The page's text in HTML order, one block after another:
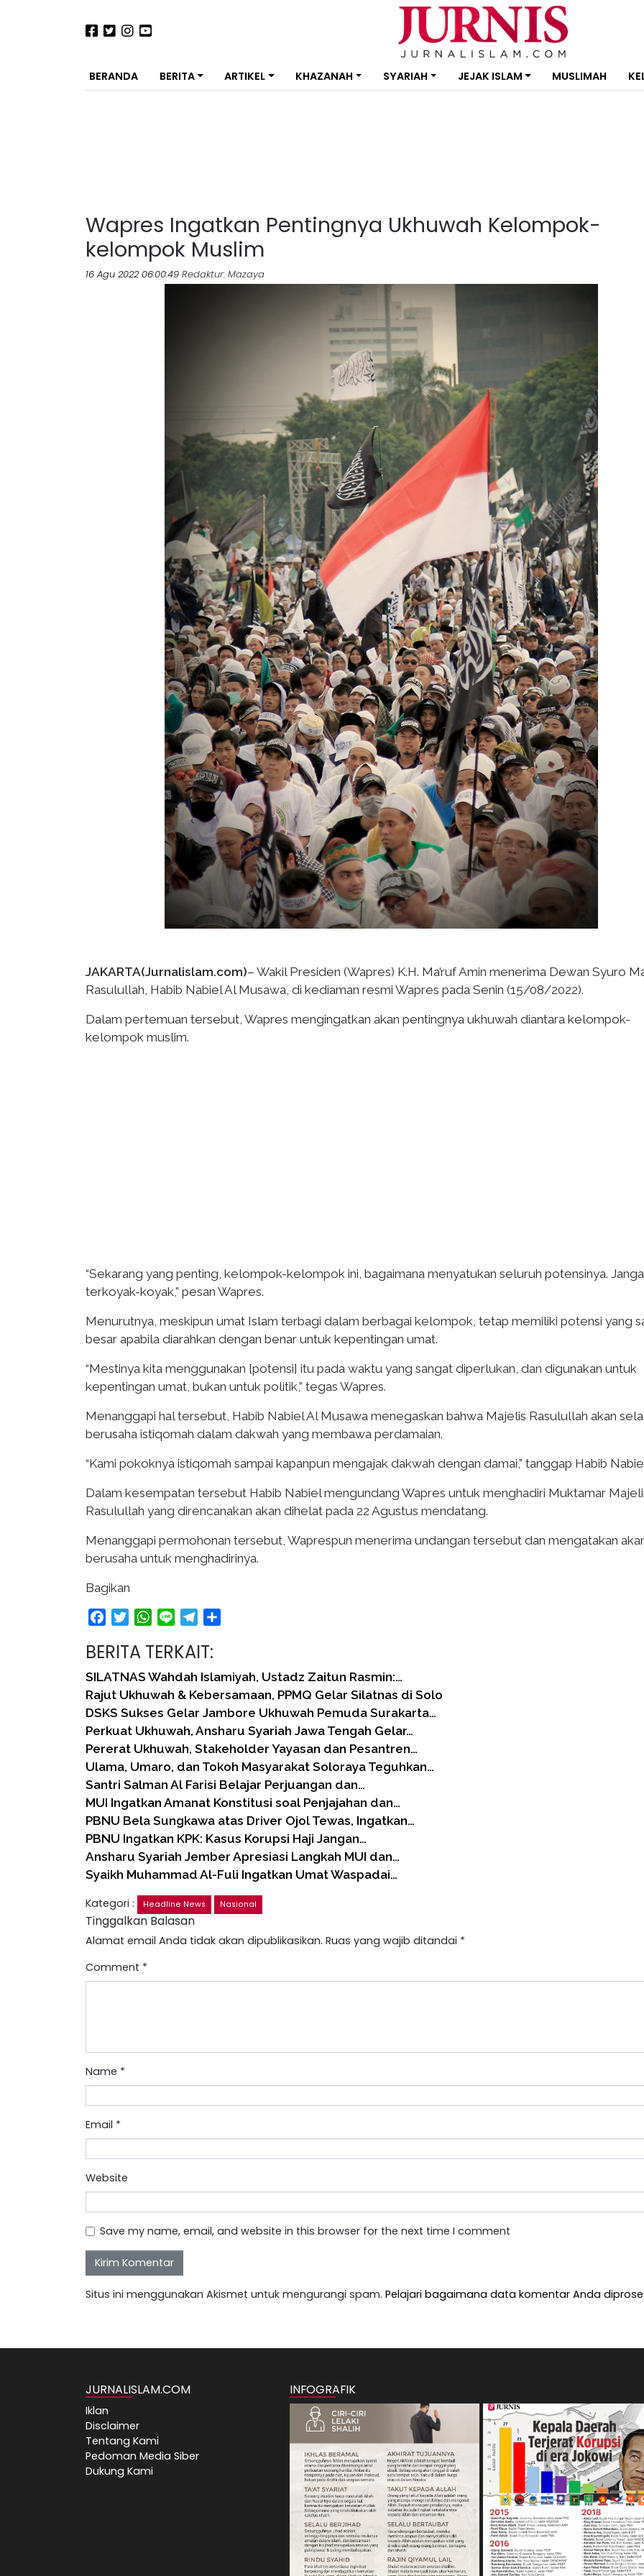
BERANDA BERITA ARTIKEL KHAZANAH SYARIAH JEJAK ISLAM MUSLIMAH
Wapres Ingatkan Pentingnya Ukhuwah Kelompok-
kelompok Muslim
16 Agu 2022 06:00:49 Redaktur: Mazaya
JAKARTA(Jurnalislam.com)– Wakil Presiden (Wapres) K.H. Ma’ruf Amin menerima Dewan Syuro
Rasulullah, Habib Nabiel Al Musawa, di kediaman resmi Wapres pada Senin (15/08/2022).
Dalam pertemuan tersebut, Wapres mengingatkan akan pentingnya ukhuwah diantara kelompok-
kelompok muslim.
“Sekarang yang penting, kelompok-kelompok ini, bagaimana menyatukan seluruh potensinya.
terkoyak-koyak,” pesan Wapres.
Menurutnya, meskipun umat Islam terbagi dalam berbagai kelompok, tetap memiliki potensi yang
besar apabila diarahkan dengan benar untuk kepentingan umat.
“Mestinya kita menggunakan [potensi] itu pada waktu yang sangat diperlukan, dan digunakan untuk
kepentingan umat, bukan untuk politik,” tegas Wapres.
Menanggapi hal tersebut, Habib Nabiel Al Musawa menegaskan bahwa Majelis Rasulullah akan
berusaha istiqomah dalam dakwah yang membawa perdamaian.
“Kami pokoknya istiqomah sampai kapanpun mengajak dakwah dengan damai,” tanggap Habib
Dalam kesempatan tersebut Habib Nabiel mengundang Wapres untuk menghadiri Muktamar
Rasulullah yang direncanakan akan dihelat pada 22 Agustus mendatang.
Menanggapi permohonan tersebut, Waprespun menerima undangan tersebut dan mengatakan
berusaha untuk menghadirinya.
Bagikan
FacebookTwitterWhatsApp
Line Telegram
BERITA TERKAIT:
SILATNAS Wahdah Islamiyah, Ustadz Zaitun Rasmin:…
Rajut Ukhuwah & Kebersamaan, PPMQ Gelar Silatnas di Solo
DSKS Sukses Gelar Jambore Ukhuwah Pemuda Surakarta…
Perkuat Ukhuwah, Ansharu Syariah Jawa Tengah Gelar…
Pererat Ukhuwah, Stakeholder Yayasan dan Pesantren…
Ulama, Umaro, dan Tokoh Masyarakat Soloraya Teguhkan…
Santri Salman Al Farisi Belajar Perjuangan dan…
MUI Ingatkan Amanat Konstitusi soal Penjajahan dan…
PBNU Bela Sungkawa atas Driver Ojol Tewas, Ingatkan…
PBNU Ingatkan KPK: Kasus Korupsi Haji Jangan…
Ansharu Syariah Jember Apresiasi Langkah MUI dan…
Syaikh Muhammad Al-Fuli Ingatkan Umat Waspadai…
Kategori :
Headline News Nasional
Tinggalkan Balasan
Alamat email Anda tidak akan dipublikasikan. Ruas yang wajib ditandai *
Comment *
Name *
Email *
Website
Save my name, email, and website in this browser for the next time I comment
Situs ini menggunakan Akismet untuk mengurangi spam. Pelajari bagaimana data komentar Anda
JURNALISLAM.COM
Iklan
Disclaimer
Tentang Kami
Pedoman Media Siber
Dukung Kami
INFOGRAFIK